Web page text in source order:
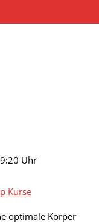
Uhr
Kurse
optimale Körper